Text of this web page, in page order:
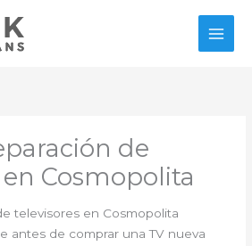
de
Cosmopolita
televisores en Cosmopolita
antes de comprar una TV nueva